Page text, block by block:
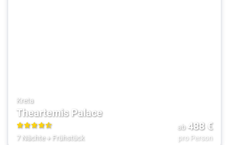
Kreta
Theartemis Palace
4.5
7 Nächte+ Frühstück
ab 488€
pro Person